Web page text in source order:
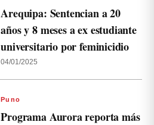
Arequipa: Sentencian a 20
años y 8 meses a ex estudiante
universitario por feminicidio
04/01/2025
Puno
Programa Aurora reporta más